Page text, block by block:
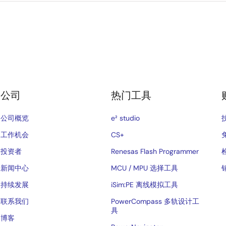
公司
公司概览
工作机会
投资者
新闻中心
持续发展
联系我们
博客
热门工具
e² studio
CS+
Renesas Flash Programmer
MCU / MPU 选择工具
iSim:PE 离线模拟工具
PowerCompass 多轨设计工
具